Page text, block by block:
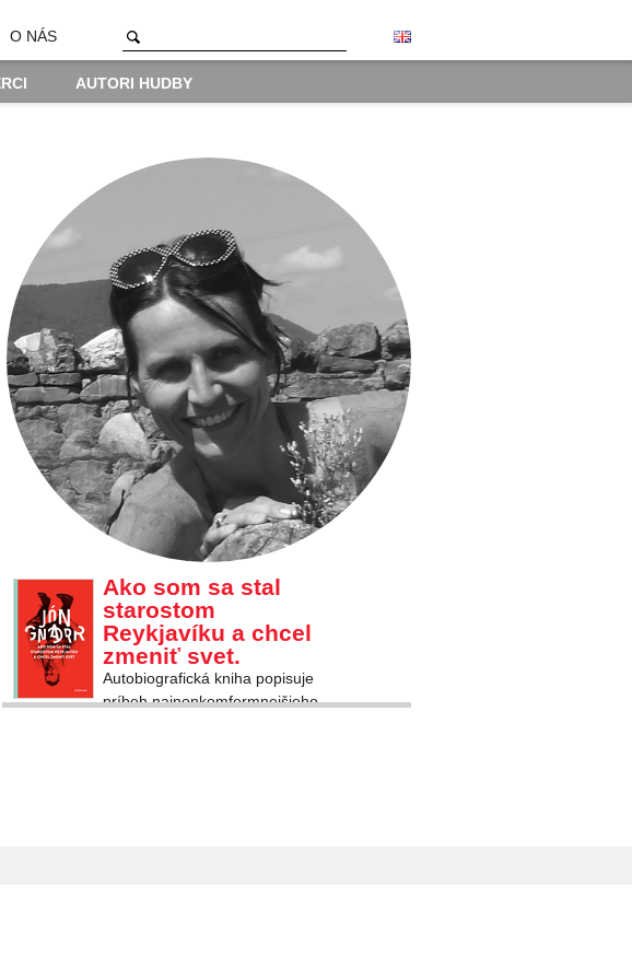
O NÁS
AUTORI HUDBY
Ako som sa stal
starostom
Reykjavíku a chcel
zmeniť svet.
Autobiografická kniha popisuje
príbeh najnonkomformnejšieho